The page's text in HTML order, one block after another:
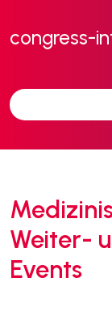
congress-
Weiter-
Events